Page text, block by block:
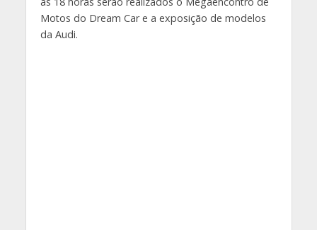
Motos do Dream Car e a exposição de modelos
da Audi.